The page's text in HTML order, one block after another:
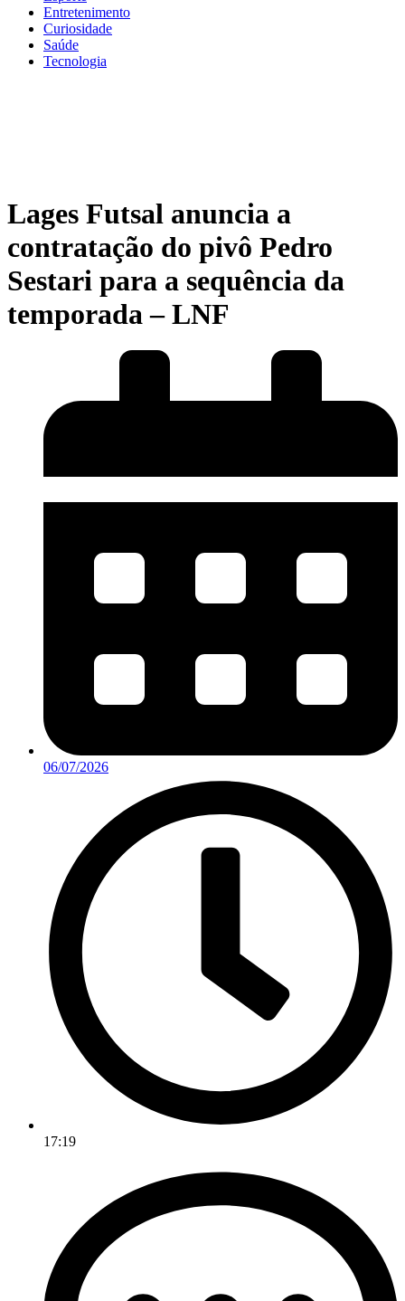
Entretenimento
Curiosidade
Saúde
Tecnologia
Lages Futsal anuncia a
contratação do pivô Pedro
Sestari para a sequência da
temporada – LNF
06/07/2026
17:19